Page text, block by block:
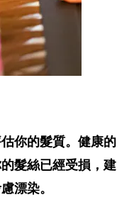
你的髮質。健康的
髮絲已經受損，建
漂染。